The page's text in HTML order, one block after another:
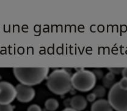
gamme
additive